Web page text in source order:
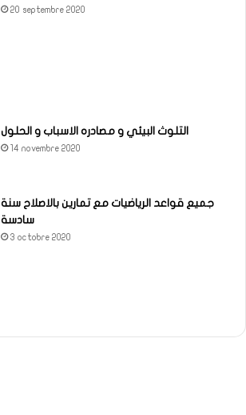
20 septembre 2020
التلوث البيئي و مصادره الاسباب و الحلول
14 novembre 2020
جميع قواعد الرياضيات مع تمارين بالاصلاح سنة
سادسة
3 octobre 2020